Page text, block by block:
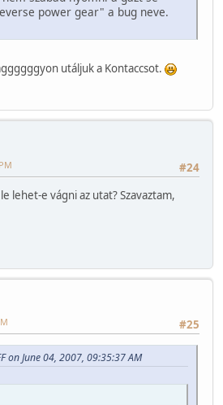
power gear" a bug neve.
utáljuk a Kontaccsot.
#24
lehet-e vágni az utat? Szavaztam,
#25
on June 04, 2007, 09:35:37 AM